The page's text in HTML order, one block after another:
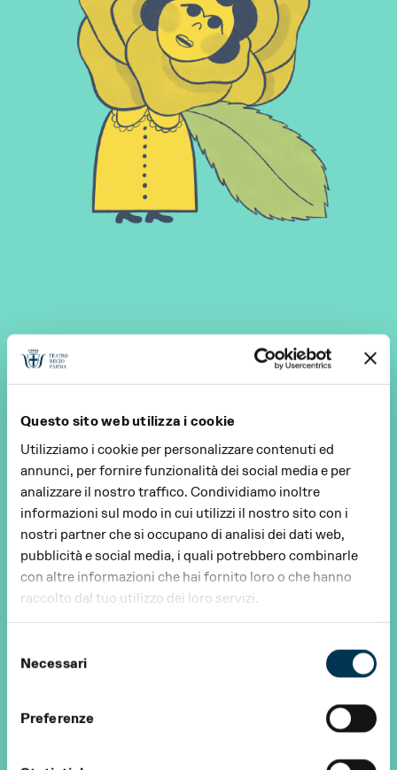
Questo sito web utilizza i cookie
Utilizziamo i cookie per personalizzare contenuti ed
annunci, per fornire funzionalità dei social media e per
analizzare il nostro traffico. Condividiamo inoltre
informazioni sul modo in cui utilizzi il nostro sito con i
nostri partner che si occupano di analisi dei dati web,
pubblicità e social media, i quali potrebbero combinarle
con altre informazioni che hai fornito loro o che hanno
raccolto dal tuo utilizzo dei loro servizi.
delNecessari
Preferenze